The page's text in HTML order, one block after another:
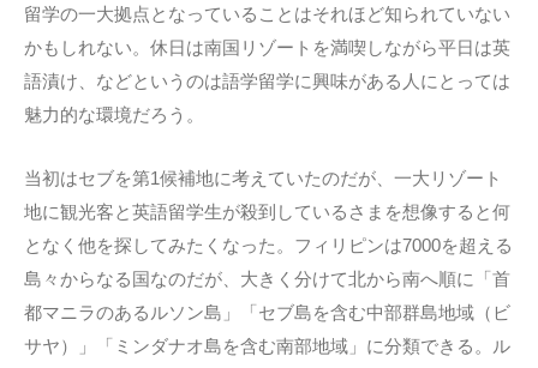
留学の一大拠点となっていることはそれほど知られていない
かもしれない。休日は南国リゾートを満喫しながら平日は英
語漬け、などというのは語学留学に興味がある人にとっては
魅力的な環境だろう。
当初はセブを第1候補地に考えていたのだが、一大リゾート
地に観光客と英語留学生が殺到しているさまを想像すると何
となく他を探してみたくなった。フィリピンは7000を超える
島々からなる国なのだが、大きく分けて北から南へ順に「首
都マニラのあるルソン島」「セブ島を含む中部群島地域（ビ
サヤ）」「ミンダナオ島を含む南部地域」に分類できる。ル